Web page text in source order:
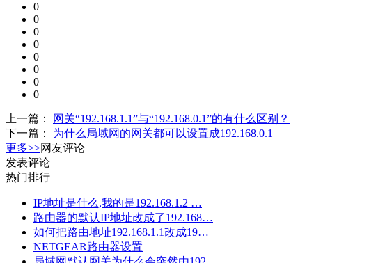
0
0
0
0
0
0
0
0
上一篇：
网关“192.168.1.1”与“192.168.0.1”的有什么区别？
下一篇： 为什么局域网的网关都可以设置成192.168.0.1
更多>>网友评论
发表评论
热门排行
IP地址是什么,我的是192.168.1.2 …
路由器的默认IP地址改成了192.168…
如何把路由地址192.168.1.1改成19…
NETGEAR路由器设置